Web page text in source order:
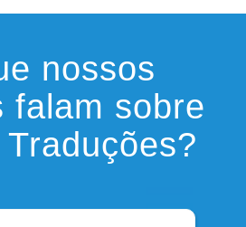
nossos
falam sobre